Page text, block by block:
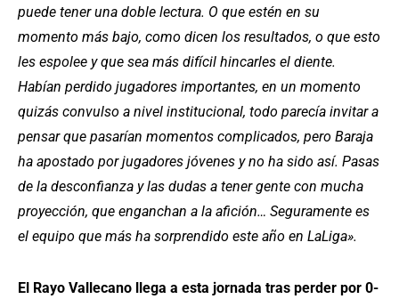
puede tener una doble lectura. O que estén en su
momento más bajo, como dicen los resultados, o que esto
les espolee y que sea más difícil hincarles el diente.
Habían perdido jugadores importantes, en un momento
quizás convulso a nivel institucional, todo parecía invitar a
pensar que pasarían momentos complicados, pero Baraja
ha apostado por jugadores jóvenes y no ha sido así. Pasas
de la desconfianza y las dudas a tener gente con mucha
proyección, que enganchan a la afición… Seguramente es
el equipo que más ha sorprendido este año en LaLiga».
El Rayo Vallecano llega a esta jornada tras perder por 0-